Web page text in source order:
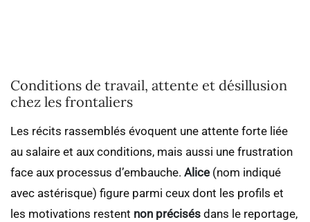
Conditions de travail, attente et désillusion
chez les frontaliers
Les récits rassemblés évoquent une attente forte liée
au salaire et aux conditions, mais aussi une frustration
face aux processus d’embauche. Alice (nom indiqué
avec astérisque) figure parmi ceux dont les profils et
les motivations restent non précisés dans le reportage,